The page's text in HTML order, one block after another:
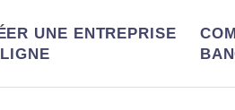
UNE ENTREPRISE